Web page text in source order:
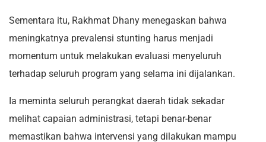
Sementara itu, Rakhmat Dhany menegaskan bahwa
meningkatnya prevalensi stunting harus menjadi
momentum untuk melakukan evaluasi menyeluruh
terhadap seluruh program yang selama ini dijalankan.
Ia meminta seluruh perangkat daerah tidak sekadar
melihat capaian administrasi, tetapi benar-benar
memastikan bahwa intervensi yang dilakukan mampu